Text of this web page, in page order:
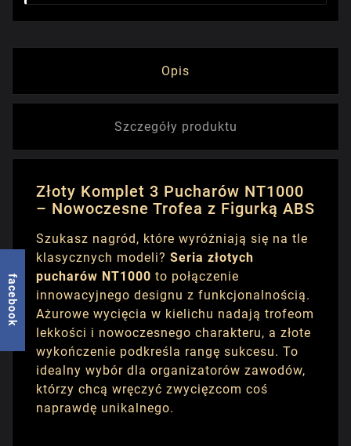
Opis
Szczegóły produktu
Złoty Komplet 3 Pucharów NT1000
– Nowoczesne Trofea z Figurką ABS
Szukasz nagród, które wyróżniają się na tle
klasycznych modeli? Seria złotych
pucharów NT1000 to połączenie
innowacyjnego designu z funkcjonalnością.
Ażurowe wycięcia w kielichu nadają trofeom
lekkości i nowoczesnego charakteru, a złote
wykończenie podkreśla rangę sukcesu. To
idealny wybór dla organizatorów zawodów,
którzy chcą wręczyć zwycięzcom coś
naprawdę unikalnego.
facebook